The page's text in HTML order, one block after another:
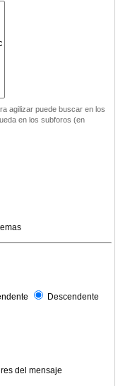
agilizar puede buscar en los
en los subforos (en
Descendente
del mensaje